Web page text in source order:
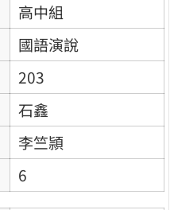
高中組
國語演說
203
石鑫
李竺頴
6